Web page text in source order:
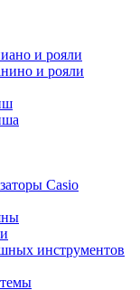
и рояли
и рояли
Casio
инструментов